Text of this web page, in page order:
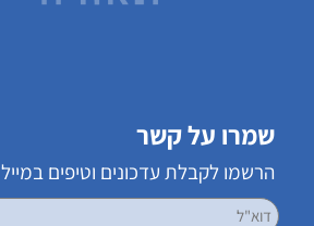
שמרו על קשר
הרשמו לקבלת עדכונים וטיפים במייל